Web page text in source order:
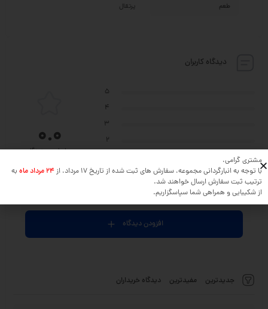
طعم پرتقال
دیدگاه کاربران
جدیدترین مفیدترین دیدگاه خریداران
5
4
3
2
0.0
بر اساس 0 دیدگاه
نظر خود را در مورد این محصول بنویسید ...
افزودن دیدگاه
مشتری گرامی،
با توجه به انبارگردانی مجموعه، سفارش های ثبت شده از تاریخ 17 مرداد، از
24 مرداد ماه
به
ترتیب ثبت سفارش ارسال خواهند شد.
از شکیبایی و همراهی شما سپاسگزاریم.